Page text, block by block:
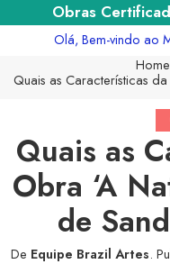
Obras
Olá, Bem-vindo ao
Home
Quais as Características
Quais as
Obra ‘A
de
De Equipe Brazil Artes.